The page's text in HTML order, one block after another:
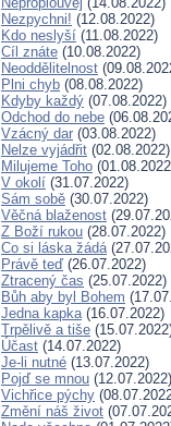
Nezpychni! (12.08.2022)
Kdo neslyší (11.08.2022)
Cíl znáte (10.08.2022)
Neoddělitelnost
Plni chyb (08.08.2022)
Kdyby každý (07.08.2022)
Odchod do nebe
Vzácný dar (03.08.2022)
Nelze vyjádřit (02.08.2022)
Milujeme Toho
V okolí (31.07.2022)
Sám sobě (30.07.2022)
Věčná blaženost
Z Boží rukou (28.07.2022)
Co si láska žádá
Právě teď (26.07.2022)
Ztracený čas (25.07.2022)
Bůh aby byl Bohem
Jedna kapka(16.07.2022)
Trpělivě a tiše
Účast (14.07.2022)
Je-li nutné (13.07.2022)
Pojď se mnou (12.07.2022)
Vichřice pýchy
Změní náš život